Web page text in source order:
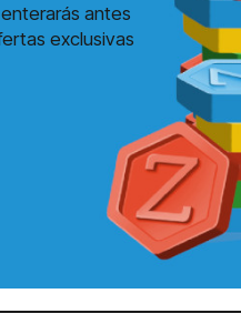
antes
exclusivas